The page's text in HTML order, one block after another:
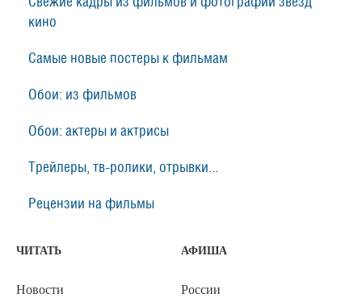
кино
Самые новые постеры к фильмам
Обои: из фильмов
Обои: актеры и актрисы
Трейлеры, тв-ролики, отрывки...
Рецензии на фильмы
ЧИТАТЬ
Новости
АФИША
России